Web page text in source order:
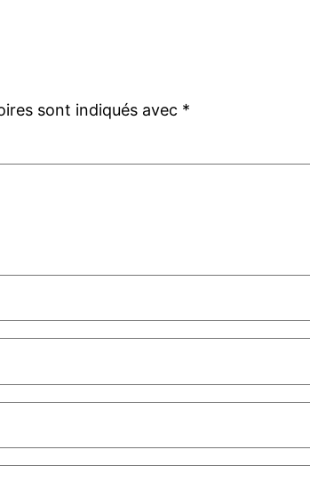
sont indiqués avec *